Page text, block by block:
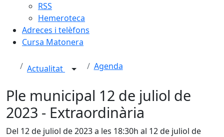
RSS
Hemeroteca
Adreces i telèfons
Cursa Matonera
Actualitat Agenda
Ple municipal 12 de juliol de
2023 - Extraordinària
Del 12 de juliol de 2023 a les 18:30h al 12 de juliol de